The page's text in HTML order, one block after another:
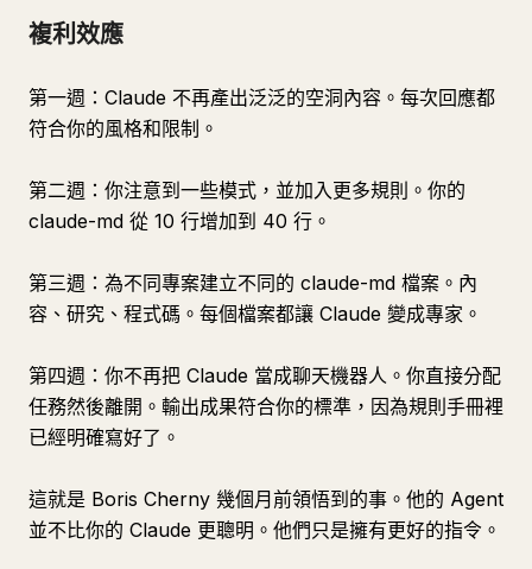
複利效應
第一週：Claude 不再產出泛泛的空洞內容。每次回應都
符合你的風格和限制。
第二週：你注意到一些模式，並加入更多規則。你的
claude-md 從 10 行增加到 40 行。
第三週：為不同專案建立不同的 claude-md 檔案。內
容、研究、程式碼。每個檔案都讓 Claude 變成專家。
第四週：你不再把 Claude 當成聊天機器人。你直接分配
任務然後離開。輸出成果符合你的標準，因為規則手冊裡
已經明確寫好了。
這就是 Boris Cherny 幾個月前領悟到的事。他的 Agent
並不比你的 Claude 更聰明。他們只是擁有更好的指令。